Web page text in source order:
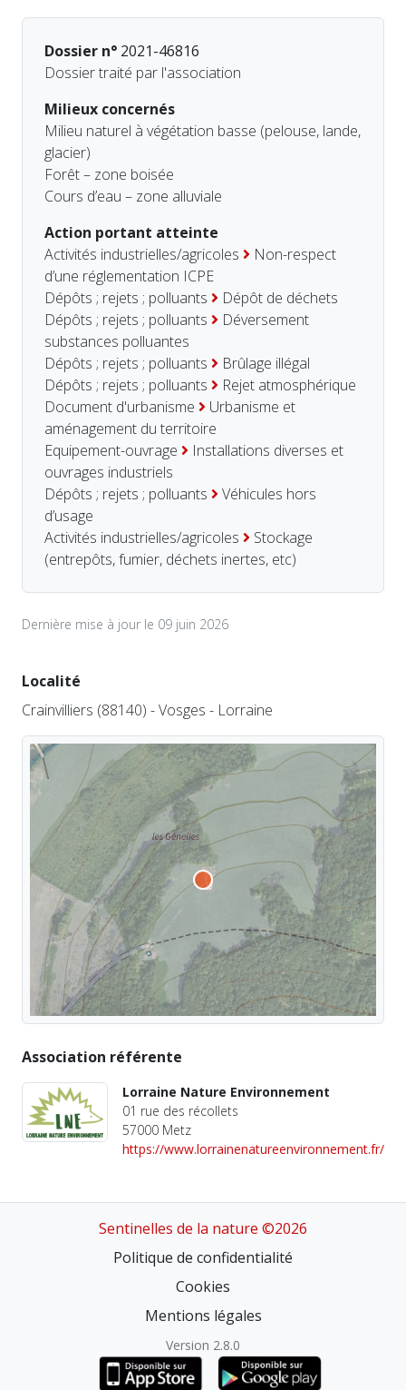
Dossier n° 2021-46816
Dossier traité par l'association
Milieux concernés
Milieu naturel à végétation basse (pelouse, lande,
glacier)
Forêt – zone boisée
Cours d’eau – zone alluviale
Action portant atteinte
Activités industrielles/agricoles
Non-respect
d’une réglementation ICPE
Dépôts ; rejets ; polluants
Dépôt de déchets
Dépôts ; rejets ; polluants
Déversement
substances polluantes
Dépôts ; rejets ; polluants
Brûlage illégal
Dépôts ; rejets ; polluants
Rejet atmosphérique
Document d'urbanisme
Urbanisme et
aménagement du territoire
Equipement-ouvrage
Installations diverses et
ouvrages industriels
Dépôts ; rejets ; polluants
Véhicules hors
d’usage
Activités industrielles/agricoles
Stockage
(entrepôts, fumier, déchets inertes, etc)
Dernière mise à jour le 09 juin 2026
Localité
Crainvilliers (88140) - Vosges - Lorraine
Association référente
Lorraine Nature Environnement
01 rue des récollets
57000 Metz
https://www.lorrainenatureenvironnement.fr/
Sentinelles de la nature ©2026
Politique de confidentialité
Cookies
Mentions légales
Version 2.8.0